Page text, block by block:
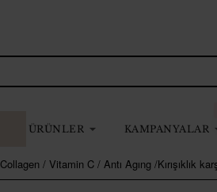
ÜRÜNLER KAMPANYALAR
/ Vitamin C / Antı Agıng /Kırışıklık